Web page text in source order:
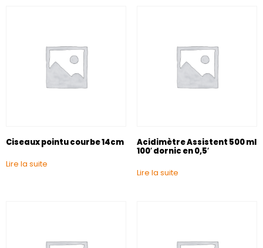
Ciseaux pointu courbe 14cm
Lire la suite
Acidimètre Assistent 500 ml
100′ dornic en 0,5′
Lire la suite